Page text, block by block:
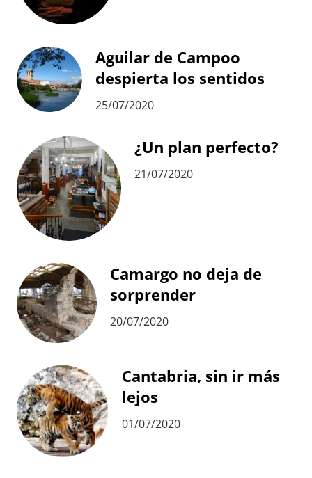
Aguilar de Campoo
despierta los sentidos
25/07/2020
¿Un plan perfecto?
21/07/2020
Camargo no deja de
sorprender
20/07/2020
Cantabria, sin ir más
lejos
01/07/2020